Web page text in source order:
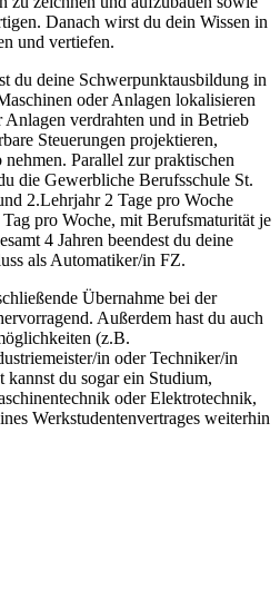
Danach wirst du dein Wissen in
und vertiefen.
du deine Schwerpunktausbildung in
oder Anlagen lokalisieren
Anlagen verdrahten und in Betrieb
Steuerungen projektieren,
Parallel zur praktischen
die Gewerbliche Berufsschule St.
2.Lehrjahr 2 Tage pro Woche
pro Woche, mit Berufsmaturität je
4 Jahren beendest du deine
als Automatiker/in FZ.
Übernahme bei der
Außerdem hast du auch
(z.B.
in oder Techniker/in
du sogar ein Studium,
oder Elektrotechnik,
Werkstudentenvertrages weiterhin